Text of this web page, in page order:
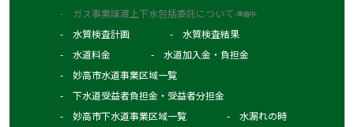
ガス事業譲渡上下水包括委託について-準備中-
水質検査計画
水質検査結果
水道料金
水道加入金・負担金
妙高市水道事業区域一覧
下水道受益者負担金・受益者分担金
妙高市下水道事業区域一覧
水漏れの時